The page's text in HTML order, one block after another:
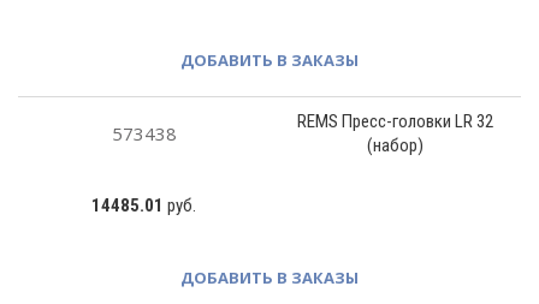
ДОБАВИТЬ В ЗАКАЗЫ
573438
REMS Пресс-головки LR 32
(набор)
14485.01 руб.
ДОБАВИТЬ В ЗАКАЗЫ